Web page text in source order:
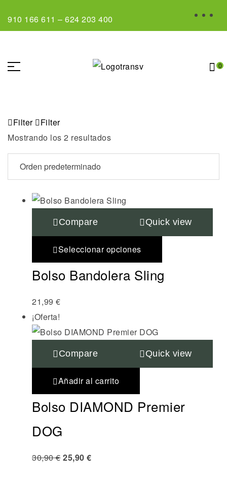
910 166 611 – 624 203 400
0
Filter
Filter
Mostrando los 2 resultados
Compare Quick view
Seleccionar opciones
Bolso Bandolera Sling
21,99 €
¡Oferta!
Compare Quick view
Añadir al carrito
Bolso DIAMOND Premier
DOG
30,90€25,90 €